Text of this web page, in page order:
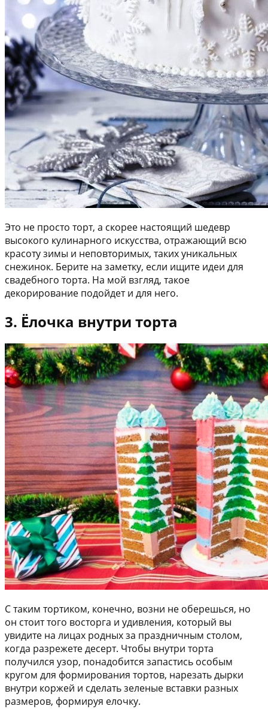
Это не просто торт, а скорее настоящий шедевр
высокого кулинарного искусства, отражающий всю
красоту зимы и неповторимых, таких уникальных
снежинок. Берите на заметку, если ищите идеи для
свадебного торта. На мой взгляд, такое
декорирование подойдет и для него.
3. Ёлочка внутри торта
С таким тортиком, конечно, возни не оберешься, но
он стоит того восторга и удивления, который вы
увидите на лицах родных за праздничным столом,
когда разрежете десерт. Чтобы внутри торта
получился узор, понадобится запастись особым
кругом для формирования тортов, нарезать дырки
внутри коржей и сделать зеленые вставки разных
размеров, формируя елочку.